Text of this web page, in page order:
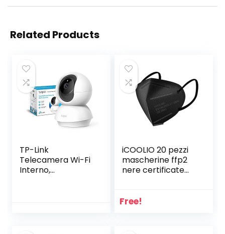
Related Products
TP-Link
Telecamera Wi-Fi
Interno,
iCOOLIO 20 pezzi
mascherine ffp2
nere certificate
ffp2 , mascherina
Free!